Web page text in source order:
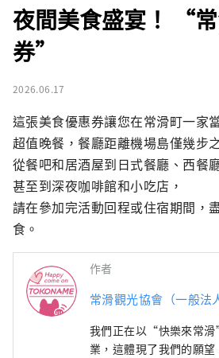
夜間美食盛宴！ “
券”
2026.06.17
這張美食優惠券讓您在常滑町一家
超值晚餐，餐廳距離機場島僅幾步
從餐吧和居酒屋到日式餐廳、西餐
甚至到深夜咖啡館和小吃店，
請在參加完活動回程或住宿期間，
食。
作者
常滑觀光協會（一般法
我們正在以“快樂來常
業，這體現了我們的願